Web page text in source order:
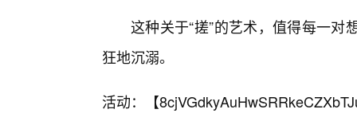
这种关于“搓”的艺术，值得每一
狂地沉溺。
活动：【